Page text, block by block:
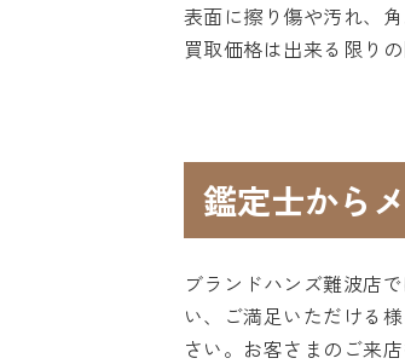
表面に擦り傷や汚れ、
買取価格は出来る限り
鑑定士から
ブランドハンズ難波店
い、ご満足いただける
さい。お客さまのご来